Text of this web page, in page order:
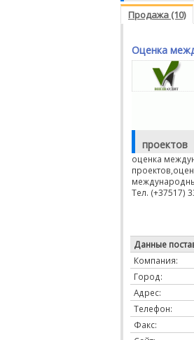
Продажа (10)
Оценка
проектов
оценка
Тел. (+37517)
Данные
Компания:
Город:
Адрес:
Телефон:
Факс: